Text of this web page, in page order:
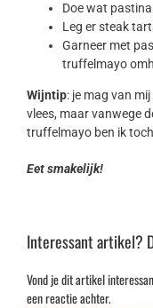
Doe wat
Leg er steak
Garneer met
truffelmayo
Wijntip: je mag van
vlees, maar vanwege
truffelmayo ben ik
Eet smakelijk!
Interessant artikel?
Vond je dit artikel
een reactie achter.